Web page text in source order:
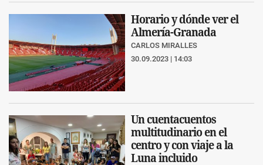
Horario y dónde ver el
Almería-Granada
CARLOS MIRALLES
30.09.2023 | 14:03
Un cuentacuentos
multitudinario en el
centro y con viaje a la
Luna incluido